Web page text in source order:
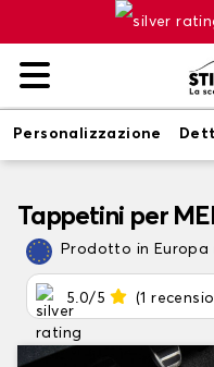
Personalizzazione
Tappetini per
Prodotto in
5.0/5 (1